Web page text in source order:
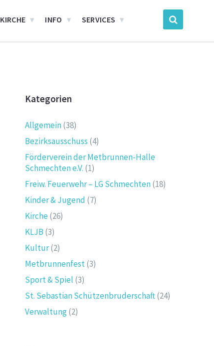
KIRCHE INFO SERVICES
Kategorien
Allgemein(38)
Bezirksausschuss (4)
Förderverein der Metbrunnen-Halle
Schmechten e.V. (1)
Freiw. Feuerwehr – LG Schmechten(18)
Kinder & Jugend (7)
Kirche(26)
KLJB (3)
Kultur(2)
Metbrunnenfest(3)
Sport & Spiel (3)
St. Sebastian Schützenbruderschaft(24)
Verwaltung(2)